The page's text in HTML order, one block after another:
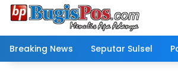
Langsung
Breaking News
Seputar Sulsel